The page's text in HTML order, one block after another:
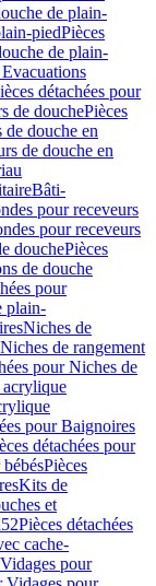
de plain-
piedPièces
de plain-
détachées pour
de douchePièces
de douche en
de douche en
Bâti-
pour receveurs
pour receveurs
douchePièces
de douche
pour
plain-
Niches de
de rangement
pour Niches de
pour Baignoires
détachées pour
Pièces
Kits de
et
Pièces détachées
cache-
Vidages pour